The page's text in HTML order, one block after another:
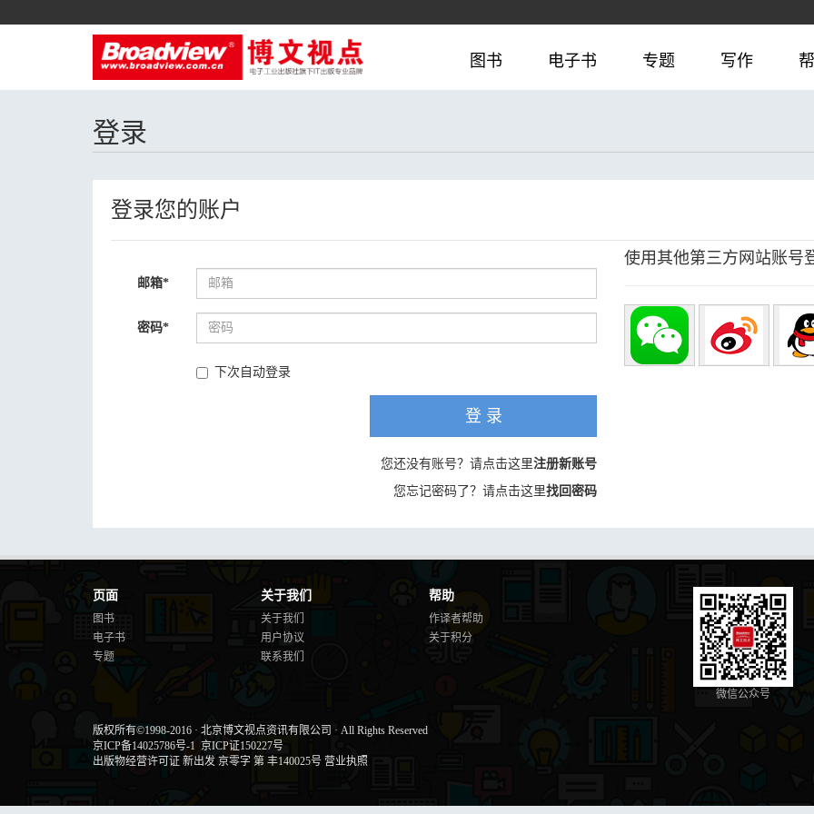
图书 电子书 专题 写作
登录
登录您的账户
邮箱*
密码*
下次自动登录
登 录
您还没有账号？请点击这里注册新账号
您忘记密码了？请点击这里找回密码
使用其他第三方网站账号
页面
图书
电子书
专题
关于我们
关于我们
用户协议
联系我们
帮助
作译者帮助
关于积分
微信公众号
版权所有©1998-2016 · 北京博文视点资讯有限公司 · All Rights Reserved
京ICP备14025786号-1 京ICP证150227号
出版物经营许可证 新出发 京零字 第 丰140025号 营业执照